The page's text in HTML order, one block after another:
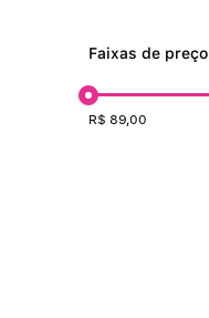
Faixas de preço
R$ 89,00